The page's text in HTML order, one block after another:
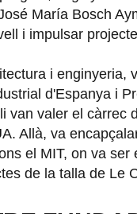
María Bosch
i impulsar
i enginyeria,
d'Espanya i
van valer el càrrec
Allà, va
el MIT, on va
de la talla de Le